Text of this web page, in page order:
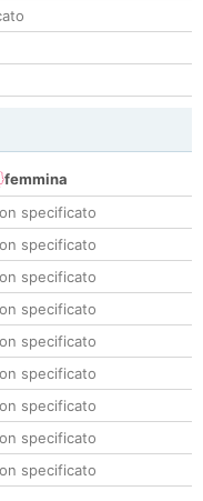
femmina
specificato
specificato
specificato
specificato
specificato
specificato
specificato
specificato
specificato